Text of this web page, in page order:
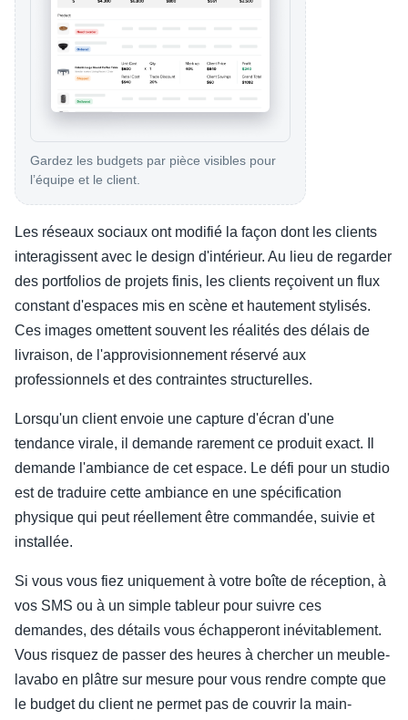
Gardez les budgets par pièce visibles pour
l’équipe et le client.
Les réseaux sociaux ont modifié la façon dont les clients
interagissent avec le design d'intérieur. Au lieu de regarder
des portfolios de projets finis, les clients reçoivent un flux
constant d'espaces mis en scène et hautement stylisés.
Ces images omettent souvent les réalités des délais de
livraison, de l'approvisionnement réservé aux
professionnels et des contraintes structurelles.
Lorsqu'un client envoie une capture d'écran d'une
tendance virale, il demande rarement ce produit exact. Il
demande l'ambiance de cet espace. Le défi pour un studio
est de traduire cette ambiance en une spécification
physique qui peut réellement être commandée, suivie et
installée.
Si vous vous fiez uniquement à votre boîte de réception, à
vos SMS ou à un simple tableur pour suivre ces
demandes, des détails vous échapperont inévitablement.
Vous risquez de passer des heures à chercher un meuble-
lavabo en plâtre sur mesure pour vous rendre compte que
le budget du client ne permet pas de couvrir la main-